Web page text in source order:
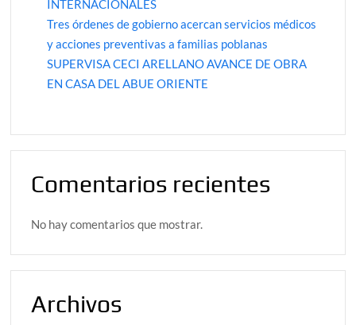
INTERNACIONALES
Tres órdenes de gobierno acercan servicios médicos
y acciones preventivas a familias poblanas
SUPERVISA CECI ARELLANO AVANCE DE OBRA
EN CASA DEL ABUE ORIENTE
Comentarios recientes
No hay comentarios que mostrar.
Archivos